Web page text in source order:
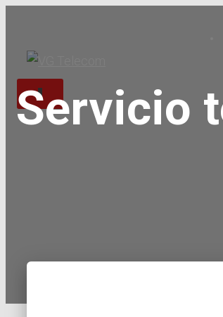
A
M
Servicio